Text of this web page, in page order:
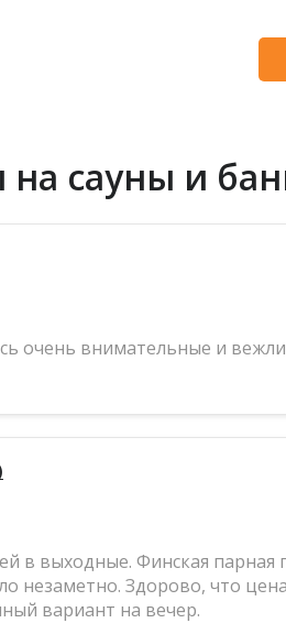
сауны и
очень внимательные и
в выходные. Финская
незаметно. Здорово, что
вариант на вечер.